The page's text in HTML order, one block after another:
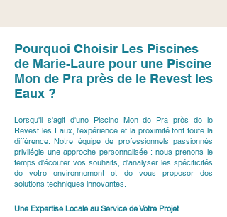
Pourquoi Choisir Les Piscines
de Marie-Laure pour une Piscine
Mon de Pra près de le Revest les
Eaux ?
Lorsqu'il s'agit d'une Piscine Mon de Pra près de le
Revest les Eaux, l'expérience et la proximité font toute la
différence. Notre équipe de professionnels passionnés
privilégie une approche personnalisée : nous prenons le
temps d'écouter vos souhaits, d'analyser les spécificités
de votre environnement et de vous proposer des
solutions techniques innovantes.
Une Expertise Locale au Service de Votre Projet